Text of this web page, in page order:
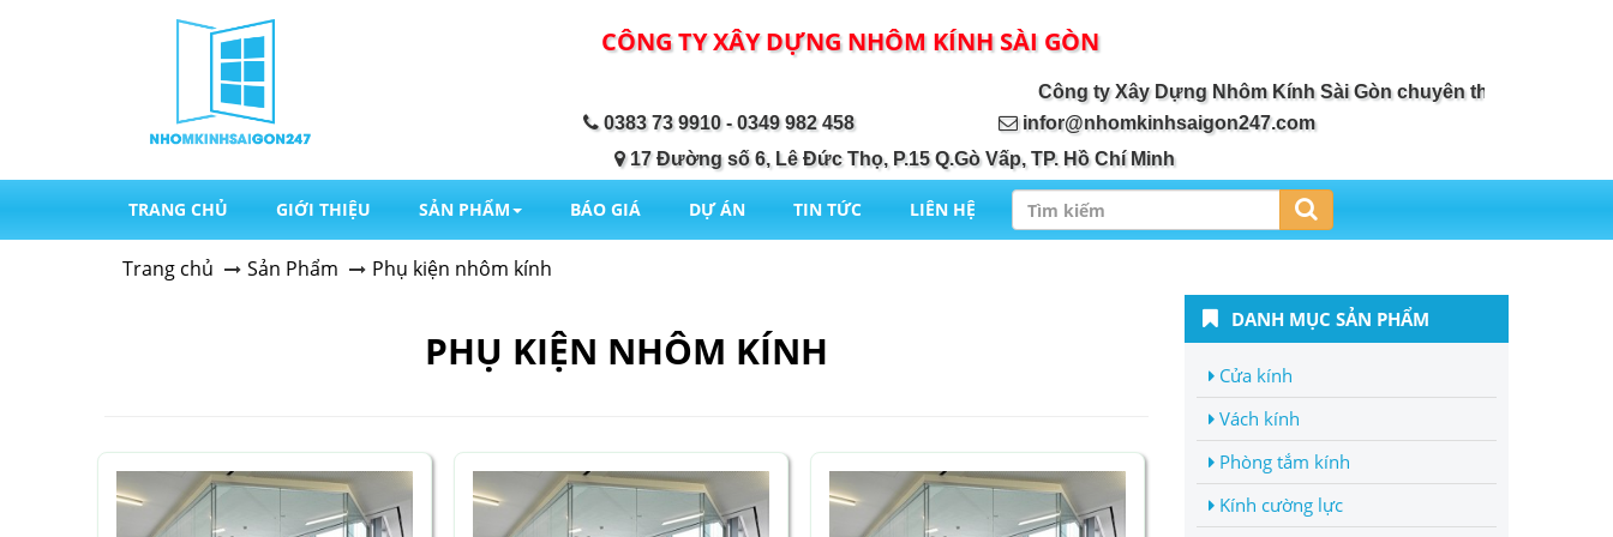
CÔNG TY XÂY DỰNG NHÔM KÍNH SÀI GÒN
Công ty Xây Dựng Nhôm Kính Sài Gòn chuyên thiết kế, thi công lắp
0383 73 9910 - 0349 982 458
infor@nhomkinhsaigon247.com
17 Đường số 6, Lê Đức Thọ, P.15 Q.Gò Vấp, TP. Hồ Chí Minh
TRANG CHỦ GIỚI THIỆU SẢN PHẨM BÁO GIÁ DỰ ÁN TIN TỨC LIÊN HỆ
Trang chủ Sản Phẩm Phụ kiện nhôm kính
PHỤ KIỆN NHÔM KÍNH
DANH MỤC SẢN PHẨM
Cửa kính
Vách kính
Phòng tắm kính
Kính cường lực